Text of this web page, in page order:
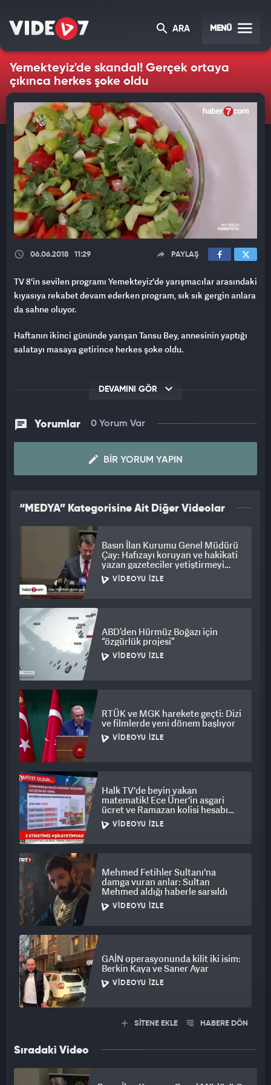
ARA MENÜ
Yemekteyiz'de skandal! Gerçek ortaya
çıkınca herkes şoke oldu
06.06.2018 11:29 PAYLAŞ
TV 8'in sevilen programı Yemekteyiz'de yarışmacılar arasındaki
kıyasıya rekabet devam ederken program, sık sık gergin anlara
da sahne oluyor.
Haftanın ikinci gününde yarışan Tansu Bey, annesinin yaptığı
salatayı masaya getirince herkes şoke oldu.
DEVAMINI GÖR
Yorumlar 0 Yorum Var
BIR YORUM YAPIN
“MEDYA” Kategorisine Ait Diğer Videolar
Basın İlan Kurumu Genel Müdürü
Çay: Hafızayı koruyan ve hakikati
yazan gazeteciler yetiştirmeyi
hedefliyoruz
VIDEOYU İZLE
ABD’den Hürmüz Boğazı için
“özgürlük projesi”
VIDEOYU İZLE
RTÜK ve MGK harekete geçti: Dizi
ve filmlerde yeni dönem başlıyor
VIDEOYU İZLE
Halk TV'de beyin yakan
matematik! Ece Üner'in asgari
ücret ve Ramazan kolisi hesabı
elde patladı
VIDEOYU İZLE
Mehmed Fetihler Sultanı'na
damga vuran anlar: Sultan
Mehmed aldığı haberle sarsıldı
VIDEOYU İZLE
GAİN operasyonunda kilit iki isim:
Berkin Kaya ve Saner Ayar
VIDEOYU İZLE
SİTENE EKLE HABERE DÖN
Sıradaki Video